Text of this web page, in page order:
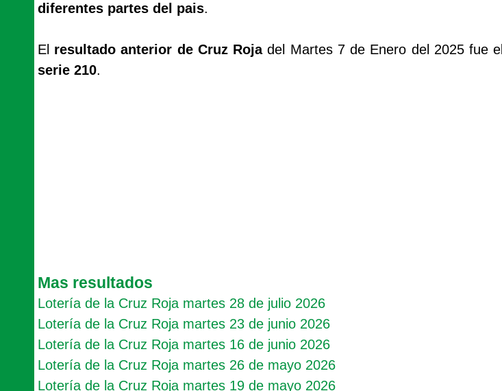
diferentes partes del pais.
El resultado anterior de Cruz Rojadel Martes 7 de Enero del 2025 fue el
serie 210.
Mas resultados
Lotería de la Cruz Roja martes 28 de julio 2026
Lotería de la Cruz Roja martes 23 de junio 2026
Lotería de la Cruz Roja martes 16 de junio 2026
Lotería de la Cruz Roja martes 26 de mayo 2026
Lotería de la Cruz Roja martes 19 de mayo 2026